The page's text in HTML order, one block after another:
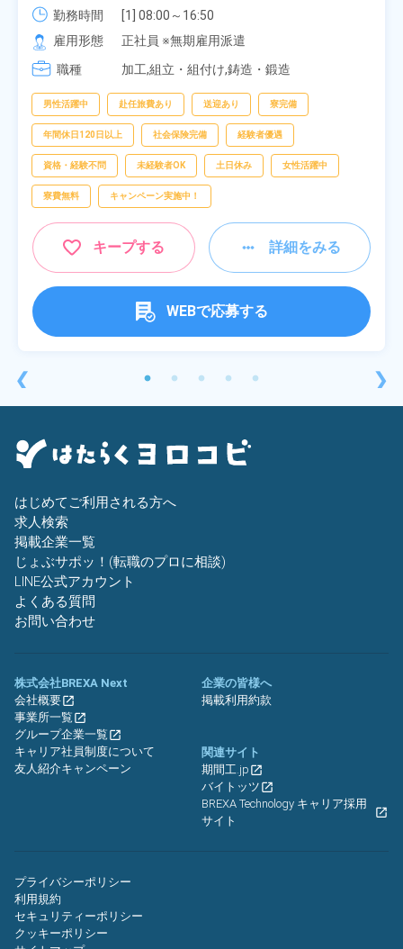
❮
勤務時間
[1] 08:00～16:50
[2] 06:25～15:10
[3] 17:05～01:50
雇用形態
正社員 ※無期雇用派遣
職種
加工,組立・組付け,鋳造・鍛造
男性活躍中 赴任旅費あり 送迎あり 寮完備
年間休日120日以上 社会保険完備 経験者優遇
資格・経験不問 未経験者OK 土日休み 女性活躍中
寮費無料 キャンペーン実施中！
キープする 詳細をみる
WEBで応募する
❯
はじめてご利用される方へ
求人検索
掲載企業一覧
じょぶサポッ！(転職のプロに相談)
LINE公式アカウント
よくある質問
お問い合わせ
株式会社BREXA Next
会社概要
事業所一覧
グループ企業一覧
キャリア社員制度について
友人紹介キャンペーン
企業の皆様へ
掲載利用約款
関連サイト
期間工.jp
バイトッツ
BREXA Technology キャリア採用
サイト
プライバシーポリシー
利用規約
セキュリティーポリシー
クッキーポリシー